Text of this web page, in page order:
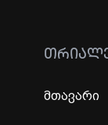
მთავარი